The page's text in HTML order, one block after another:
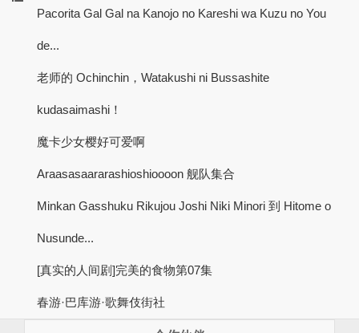
Pacorita Gal Gal na Kanojo no Kareshi wa Kuzu no You
de...
老师的 Ochinchin，Watakushi ni Bussashite
kudasaimashi！
魔卡少女樱好可爱啊
Araasasaararashioshioooon 舰队集合
Minkan Gasshuku Rikujou Joshi Niki Minori 到 Hitome o
Nusunde...
[真实的人间剧]完美的食物第07集
春游·巴库游·歌舞伎街社